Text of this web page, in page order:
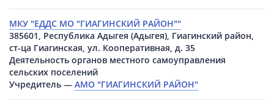
МКУ "ЕДДС МО "ГИАГИНСКИЙ РАЙОН""
385601, Республика Адыгея (Адыгея), Гиагинский район,
ст-ца Гиагинская, ул. Кооперативная, д. 35
Деятельность органов местного самоуправления
сельских поселений
Учредитель — АМО "ГИАГИНСКИЙ РАЙОН"